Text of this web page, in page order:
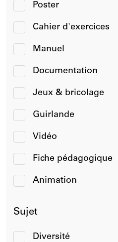
Poster
Cahier d'exercices
Manuel
Documentation
Jeux & bricolage
Guirlande
Vidéo
Fiche pédagogique
Animation
Sujet
Diversité